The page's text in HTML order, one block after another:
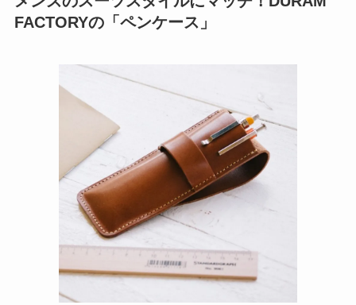
FACTORYの「ペンケース」